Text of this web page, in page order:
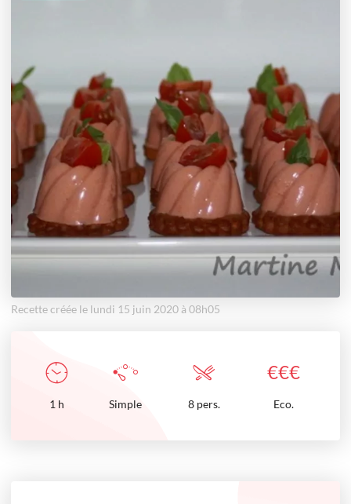
Recette créée le lundi 15 juin 2020 à 08h05
€€€
1 h Simple 8 pers. Eco.